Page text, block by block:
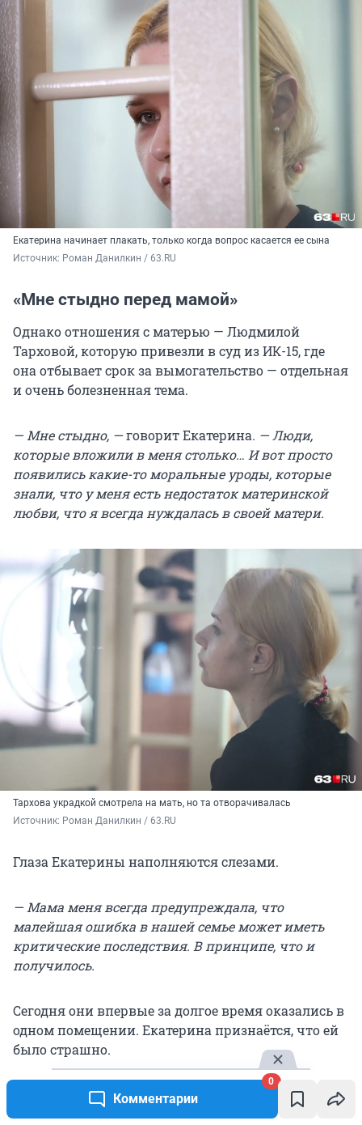
Комментарии
0
Екатерина начинает плакать, только когда вопрос касается ее сына
Источник: Роман Данилкин / 63.RU
«Мне стыдно перед мамой»
Однако отношения с матерью — Людмилой
Тарховой, которую привезли в суд из ИК-15, где
она отбывает срок за вымогательство — отдельная
и очень болезненная тема.
— Мне стыдно, —говорит Екатерина. — Люди,
которые вложили в меня столько… И вот просто
появились какие-то моральные уроды, которые
знали, что у меня есть недостаток материнской
любви, что я всегда нуждалась в своей матери.
Тархова украдкой смотрела на мать, но та отворачивалась
Источник: Роман Данилкин / 63.RU
Глаза Екатерины наполняются слезами.
— Мама меня всегда предупреждала, что
малейшая ошибка в нашей семье может иметь
критические последствия. В принципе, что и
получилось.
Сегодня они впервые за долгое время оказались в
одном помещении. Екатерина признаётся, что ей
было страшно.
— Когда я попала в тюрьму, страшно стало всё. Но
сегодня было особенное волнение.